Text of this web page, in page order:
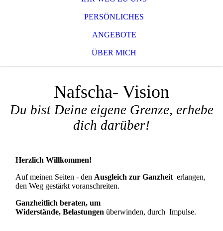
PERSÖNLICHES
ANGEBOTE
ÜBER MICH
Nafscha- Vision
Du bist Deine eigene Grenze, erhebe
dich darüber!
Herzlich Willkommen!
Auf meinen Seiten - den Ausgleich zur Ganzheit erlangen,
den Weg gestärkt voranschreiten.
Ganzheitlich beraten, um
Widerstände,Belastungen überwinden, durch Impulse.